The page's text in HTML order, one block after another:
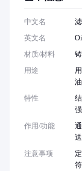
中文名
英文名
材质/材料
用途
特性
作用/功能
注意事项